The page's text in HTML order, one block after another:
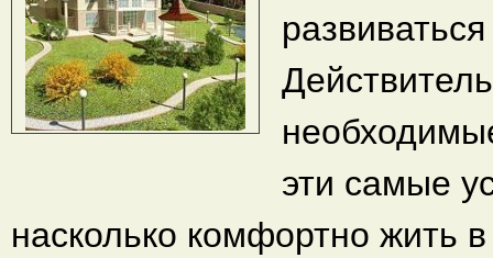
эти самые
насколько комфортно жить